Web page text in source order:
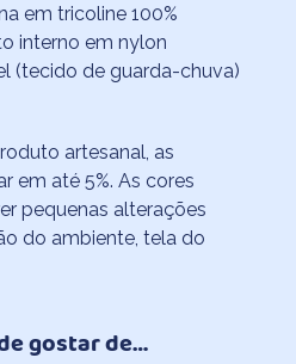
em tricoline 100%
interno em nylon
(tecido de guarda-chuva)
artesanal, as
em até 5%. As cores
pequenas alterações
do ambiente, tela do
gostar de…